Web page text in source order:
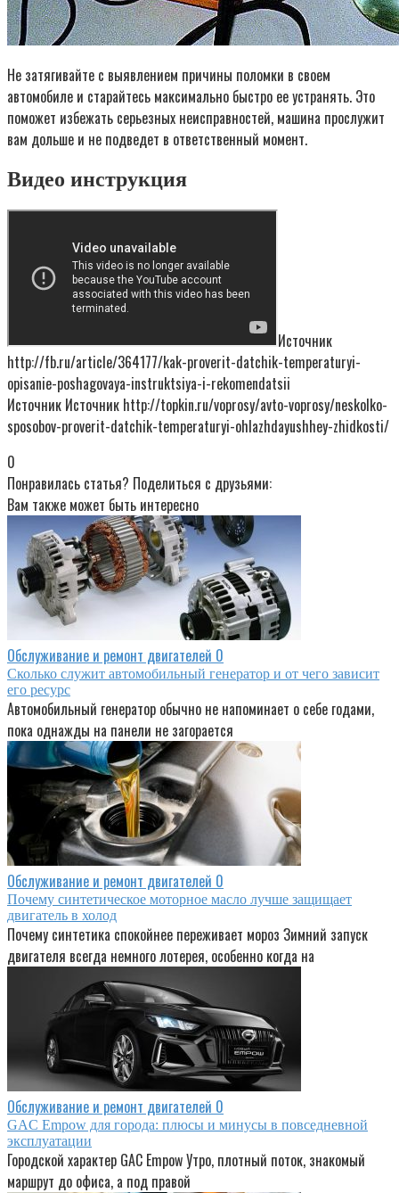
Не затягивайте с выявлением причины поломки в своем
автомобиле и старайтесь максимально быстро ее устранять. Это
поможет избежать серьезных неисправностей, машина прослужит
вам дольше и не подведет в ответственный момент.
Видео инструкция
Источник
http://fb.ru/article/364177/kak-proverit-datchik-temperaturyi-
opisanie-poshagovaya-instruktsiya-i-rekomendatsii
Источник Источник http://topkin.ru/voprosy/avto-voprosy/neskolko-
sposobov-proverit-datchik-temperaturyi-ohlazhdayushhey-zhidkosti/
0
Понравилась статья? Поделиться с друзьями:
Вам также может быть интересно
Обслуживание и ремонт двигателей 0
Сколько служит автомобильный генератор и от чего зависит
его ресурс
Автомобильный генератор обычно не напоминает о себе годами,
пока однажды на панели не загорается
Обслуживание и ремонт двигателей 0
Почему синтетическое моторное масло лучше защищает
двигатель в холод
Почему синтетика спокойнее переживает мороз Зимний запуск
двигателя всегда немного лотерея, особенно когда на
Обслуживание и ремонт двигателей 0
GAC Empow для города: плюсы и минусы в повседневной
эксплуатации
Городской характер GAC Empow Утро, плотный поток, знакомый
маршрут до офиса, а под правой